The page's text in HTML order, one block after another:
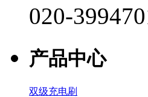
020-
产品中心
双级充电刷